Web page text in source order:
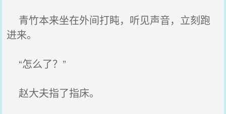
青竹本来坐在外间打盹，听见声音，立刻跑
进来。
“怎么了？”
赵大夫指了指床。